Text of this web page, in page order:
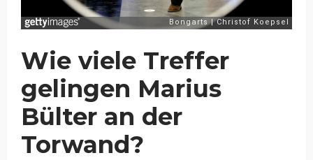
Wie viele Treffer
gelingen Marius
Bülter an der
Torwand?